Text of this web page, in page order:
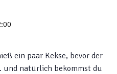
ein paar Kekse, bevor der
und natürlich bekommst du